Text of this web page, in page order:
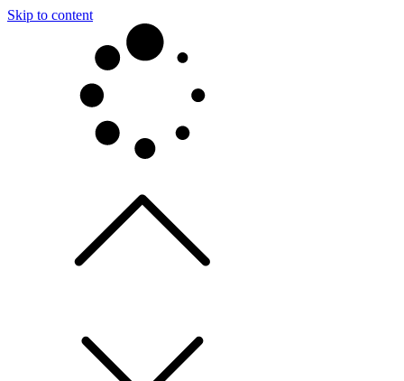
Skip to content